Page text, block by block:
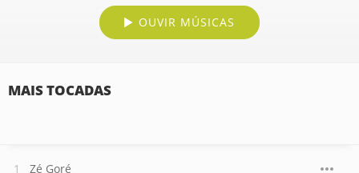
OUVIR MÚSICAS
MAIS TOCADAS
Zé Goré